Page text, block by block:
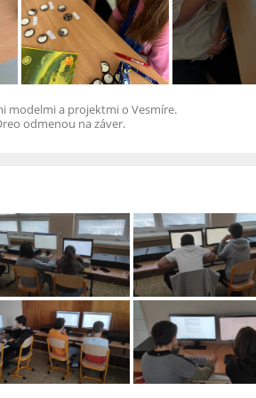
modelmi a projektmi o Vesmíre.
odmenou na záver.